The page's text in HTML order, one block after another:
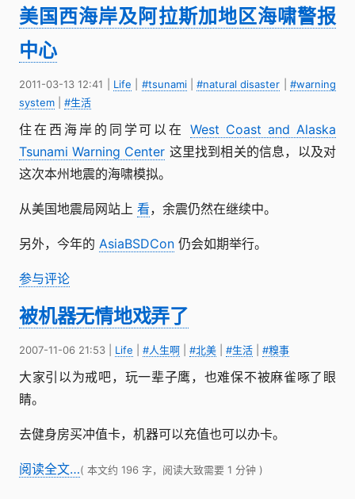
美国西海岸及阿拉斯加地区海啸警报
中心
2011-03-13 12:41 Life #tsunami|#natural disaster |#warning
system
#生活
住在西海岸的同学可以在West Coast and Alaska
Tsunami Warning Center 这里找到相关的信息，以及对
这次本州地震的海啸模拟。
从美国地震局网站上 看，余震仍然在继续中。
另外，今年的 AsiaBSDCon 仍会如期举行。
参与评论
被机器无情地戏弄了
2007-11-06 21:53 Life #人生啊 #北美 #生活 #糗事
大家引以为戒吧，玩一辈子鹰，也难保不被麻雀啄了眼
睛。
去健身房买冲值卡，机器可以充值也可以办卡。
阅读全文…( 本文约 196 字，阅读大致需要 1 分钟 )